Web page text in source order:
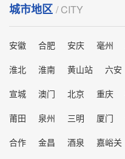
城市地区 / CITY
安徽 合肥 安庆 毫州
淮北
淮南 黄山站 六安
宣城
澳门 北京 重庆
莆田
泉州 三明 厦门
合作
金昌 酒泉 嘉峪关